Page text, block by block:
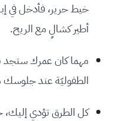
خيط حرير، فأدخل في
أطير كشالٍ مع الريح.
مهما كان عمرك
الطفوليّة عند
‏كل الطرق تؤدي إليك،